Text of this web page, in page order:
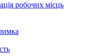
робочих місць